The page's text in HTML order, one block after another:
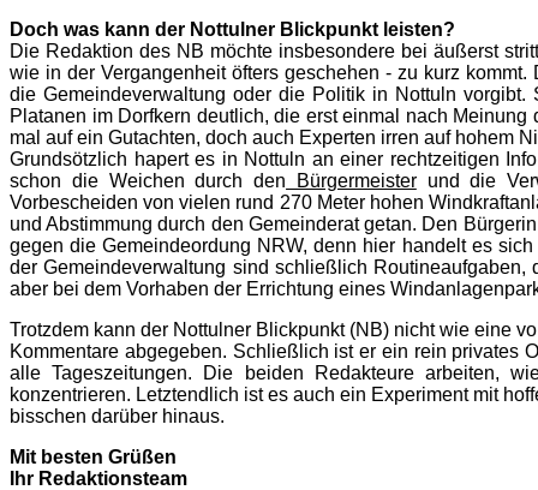
Doch was kann der Nottulner Blickpunkt leisten?
Die Redaktion des NB möchte insbesondere bei äußerst
wie in der Vergangenheit öfters geschehen - zu kurz
die Gemeindeverwaltung oder die Politik in Nottuln
Platanen im Dorfkern deutlich, die erst einmal nach
mal auf ein Gutachten, doch auch Experten irren auf hohem
Grundsötzlich hapert es in Nottuln an einer rechtzeitigen
schon die Weichen durch den Bürgermeisterund die
Vorbescheiden von vielen rund 270 Meter hohen
und Abstimmung durch den Gemeinderat getan. Den
gegen die Gemeindeordung NRW, denn hier handelt es
der Gemeindeverwaltung sind schließlich
aber bei dem Vorhaben der Errichtung eines
Trotzdem kann der Nottulner Blickpunkt (NB) nicht wie eine
Kommentare abgegeben. Schließlich ist er ein rein privates
alle Tageszeitungen. Die beiden Redakteure arbeiten,
konzentrieren. Letztendlich ist es auch ein Experiment mit
bisschen darüber hinaus.
Mit besten Grüßen
Ihr Redaktionsteam